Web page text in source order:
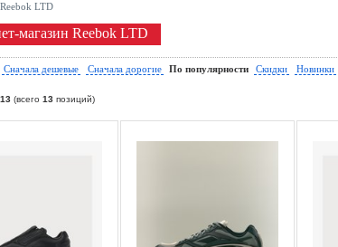
Reebok LTD
магазин Reebok LTD
Сначала дешевые Сначала дорогие По популярности Скидки Новинки
13 (всего 13 позиций)